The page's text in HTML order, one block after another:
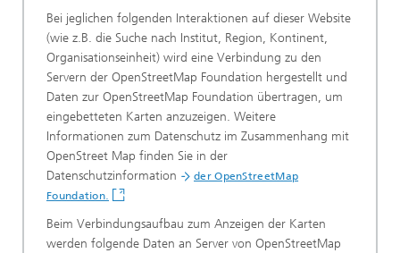
Bei jeglichen folgenden Interaktionen auf dieser Website
(wie z.B. die Suche nach Institut, Region, Kontinent,
Organisationseinheit) wird eine Verbindung zu den
Servern der OpenStreetMap Foundation hergestellt und
Daten zur OpenStreetMap Foundation übertragen, um
eingebetteten Karten anzuzeigen. Weitere
Informationen zum Datenschutz im Zusammenhang mit
OpenStreet Map finden Sie in der
Datenschutzinformation
der OpenStreetMap
Foundation.
Beim Verbindungsaufbau zum Anzeigen der Karten
werden folgende Daten an Server von OpenStreetMap